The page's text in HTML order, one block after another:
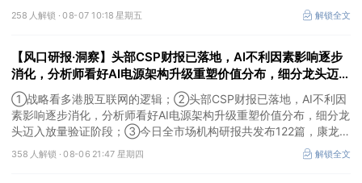
酸、CGT、小分子4个创新技术平台，创新转型成果正逐步兑现。
258 人解锁 ·08-07 10:18 星期五 解锁全文
【风口研报·洞察】头部CSP财报已落地，AI不利因素影响逐步
消化，分析师看好AI电源架构升级重塑价值分布，细分龙头迈入
放量验证阶段；战略看多港股互联网的逻辑
①战略看多港股互联网的逻辑；②头部CSP财报已落地，AI不利因
素影响逐步消化，分析师看好AI电源架构升级重塑价值分布，细分龙
头迈入放量验证阶段；③今日全市场机构研报共发布122篇，康龙化
成、江淮汽车评级得到上调，9家公司获得首度覆盖，其中乔锋智能
获新财富分析师深度覆盖；④在个股机构关注度排行中，华峰化学
358 人解锁 ·08-06 21:47 星期四 解锁全文